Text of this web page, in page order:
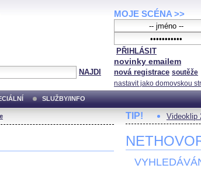
NAJDI
MOJE SCÉNA >>
PŘIHLÁSIT
novinky emailem
nová registrace soutěže
nastavit jako domovskou
SLUŽBY/INFO
TIP! Videoklip